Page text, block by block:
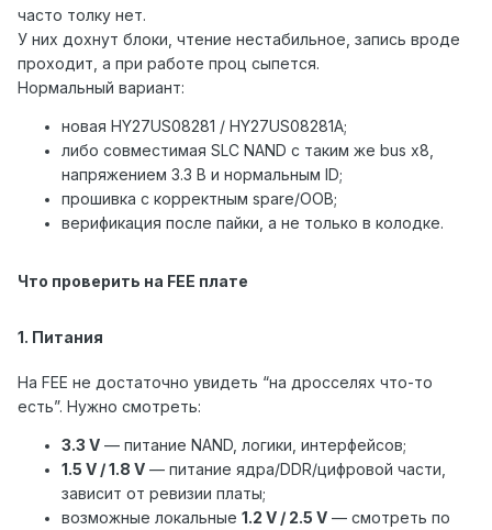
часто толку нет.
У них дохнут блоки, чтение нестабильное, запись вроде
проходит, а при работе проц сыпется.
Нормальный вариант:
новая HY27US08281 / HY27US08281A;
либо совместимая SLC NAND с таким же bus x8,
напряжением 3.3 В и нормальным ID;
прошивка с корректным spare/OOB;
верификация после пайки, а не только в колодке.
Что проверить на FEE плате
1. Питания
На FEE не достаточно увидеть “на дросселях что-то
есть”. Нужно смотреть:
3.3 V — питание NAND, логики, интерфейсов;
1.5 V / 1.8 V — питание ядра/DDR/цифровой части,
зависит от ревизии платы;
возможные локальные 1.2 V / 2.5 V — смотреть по